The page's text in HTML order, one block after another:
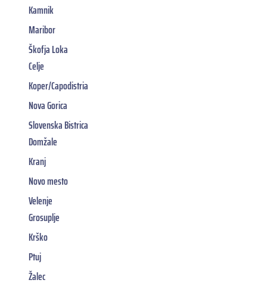
Kamnik
Maribor
Škofja Loka
Celje
Koper/Capodistria
Nova Gorica
Slovenska Bistrica
Domžale
Kranj
Novo mesto
Velenje
Grosuplje
Krško
Ptuj
Žalec